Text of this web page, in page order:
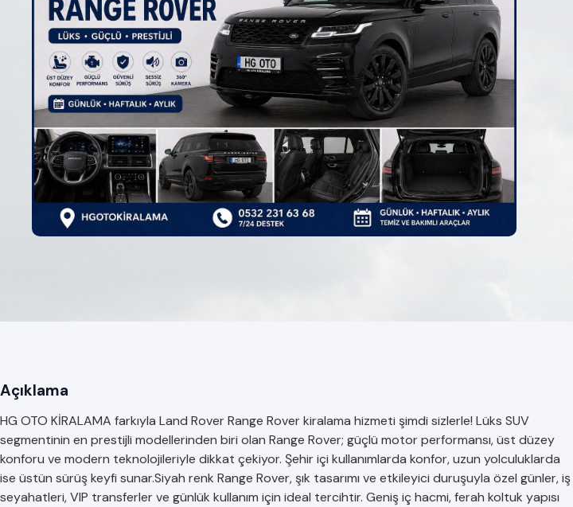
Açıklama
HG OTO KİRALAMA farkıyla Land Rover Range Rover kiralama hizmeti şimdi sizlerle! Lüks SUV
segmentinin en prestijli modellerinden biri olan Range Rover; güçlü motor performansı, üst düzey
konforu ve modern teknolojileriyle dikkat çekiyor. Şehir içi kullanımlarda konfor, uzun yolculuklarda
ise üstün sürüş keyfi sunar.Siyah renk Range Rover, şık tasarımı ve etkileyici duruşuyla özel günler, iş
seyahatleri, VIP transferler ve günlük kullanım için ideal tercihtir. Geniş iç hacmi, ferah koltuk yapısı